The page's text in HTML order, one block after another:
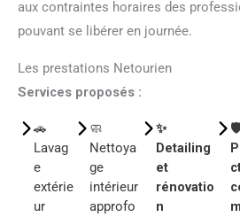
aux contraintes horaires des
pouvant se libérer en journée.
Les prestations Netourien
Services proposés :
🚗
Lavag
e
extérie
ur
🧼
Nettoya
ge
intérieur
approfo
✨
Detailing
et
rénovatio
n